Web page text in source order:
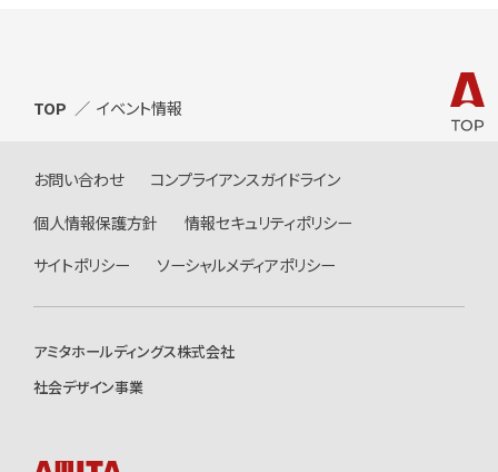
お問い合わせ
コンプライアンスガイドライン
個人情報保護方針
情報セキュリティポリシー
サイトポリシー
ソーシャルメディアポリシー
TOP イベント情報
アミタホールディングス株式会社
社会デザイン事業